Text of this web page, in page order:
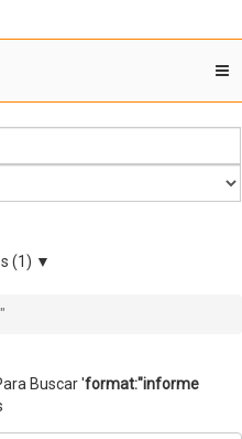
(1)
Buscar 'format:"informe